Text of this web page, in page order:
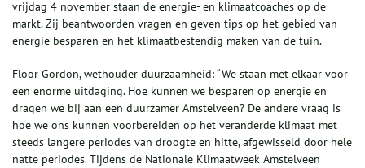
vrijdag 4 november staan de energie- en klimaatcoaches op de
markt. Zij beantwoorden vragen en geven tips op het gebied van
energie besparen en het klimaatbestendig maken van de tuin.
Floor Gordon, wethouder duurzaamheid: “We staan met elkaar voor
een enorme uitdaging. Hoe kunnen we besparen op energie en
dragen we bij aan een duurzamer Amstelveen? De andere vraag is
hoe we ons kunnen voorbereiden op het veranderde klimaat met
steeds langere periodes van droogte en hitte, afgewisseld door hele
natte periodes. Tijdens de Nationale Klimaatweek Amstelveen